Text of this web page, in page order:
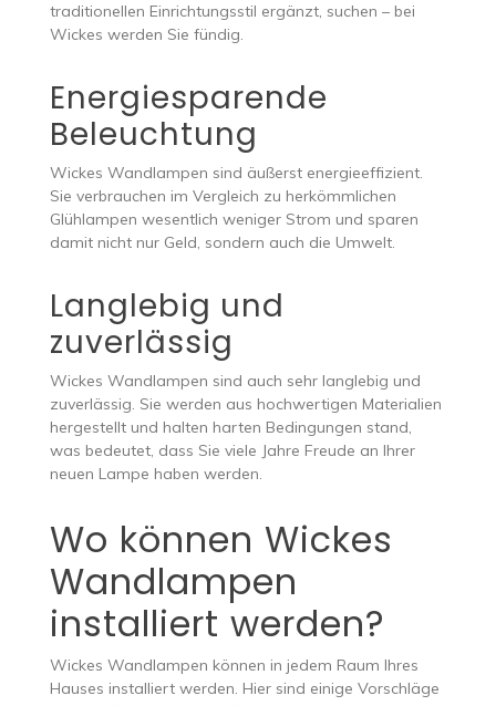
traditionellen Einrichtungsstil ergänzt, suchen – bei
Wickes werden Sie fündig.
Energiesparende
Beleuchtung
Wickes Wandlampen sind äußerst energieeffizient.
Sie verbrauchen im Vergleich zu herkömmlichen
Glühlampen wesentlich weniger Strom und sparen
damit nicht nur Geld, sondern auch die Umwelt.
Langlebig und
zuverlässig
Wickes Wandlampen sind auch sehr langlebig und
zuverlässig. Sie werden aus hochwertigen Materialien
hergestellt und halten harten Bedingungen stand,
was bedeutet, dass Sie viele Jahre Freude an Ihrer
neuen Lampe haben werden.
Wo können Wickes
Wandlampen
installiert werden?
Wickes Wandlampen können in jedem Raum Ihres
Hauses installiert werden. Hier sind einige Vorschläge